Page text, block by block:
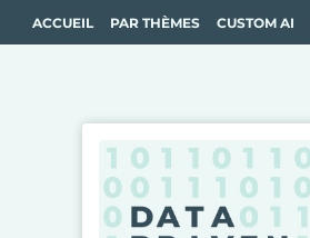
ACCUEIL PAR THÈMES CUSTOM AI